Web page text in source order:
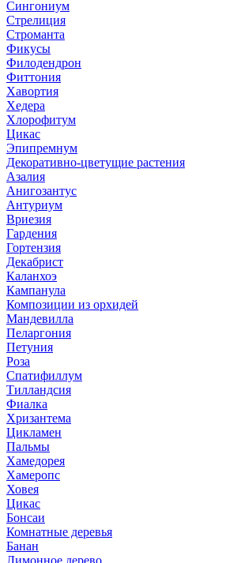
Сингониум
Стрелиция
Строманта
Фикусы
Филодендрон
Фиттония
Хавортия
Хедера
Хлорофитум
Цикас
Эпипремнум
Декоративно-цветущие растения
Азалия
Анигозантус
Антуриум
Вриезия
Гардения
Гортензия
Декабрист
Каланхоэ
Кампанула
Композиции из орхидей
Мандевилла
Пеларгония
Петуния
Роза
Спатифиллум
Тилландсия
Фиалка
Хризантема
Цикламен
Пальмы
Хамедорея
Хамеропс
Ховея
Цикас
Бонсаи
Комнатные деревья
Банан
Лимонное дерево